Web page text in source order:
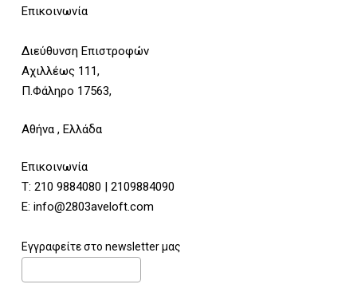
Επικοινωνία
Διεύθυνση Επιστροφών
Αχιλλέως 111,
Π.Φάληρο 17563,
Αθήνα , Ελλάδα
Επικοινωνία
Τ: 210 9884080 | 2109884090
E: info@2803aveloft.com
Εγγραφείτε στο newsletter μας